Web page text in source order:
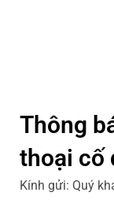
Thông
thoại cố
Kính gửi: Quý